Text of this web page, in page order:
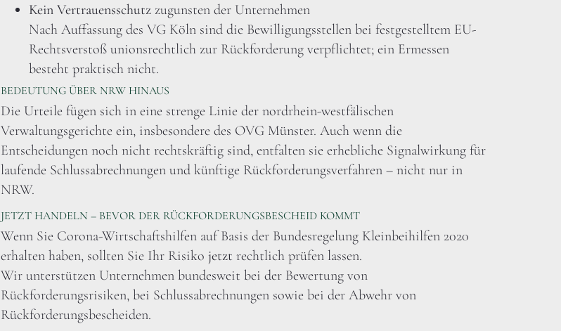
Kein Vertrauensschutzzugunsten der Unternehmen
Nach Auffassung des VG Köln sind die Bewilligungsstellen bei festgestelltem EU-
Rechtsverstoß unionsrechtlich zur Rückforderung verpflichtet; ein Ermessen
besteht praktisch nicht.
BEDEUTUNG ÜBER NRW HINAUS
Die Urteile fügen sich in eine strenge Linie der nordrhein-westfälischen
Verwaltungsgerichte ein, insbesondere des OVG Münster. Auch wenn die
Entscheidungen noch nicht rechtskräftig sind, entfalten sie erhebliche Signalwirkung für
laufende Schlussabrechnungen und künftige Rückforderungsverfahren – nicht nur in
NRW.
JETZT HANDELN – BEVOR DER RÜCKFORDERUNGSBESCHEID KOMMT
Wenn Sie Corona-Wirtschaftshilfen auf Basis der Bundesregelung Kleinbeihilfen 2020
erhalten haben, sollten Sie Ihr Risiko jetzt rechtlich prüfen lassen.
Wir unterstützen Unternehmen bundesweit bei der Bewertung von
Rückforderungsrisiken, bei Schlussabrechnungen sowie bei der Abwehr von
Rückforderungsbescheiden.